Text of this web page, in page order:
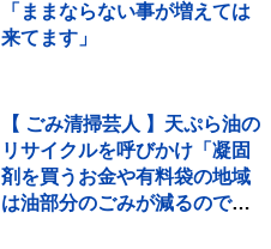
「ままならない事が増えては
来てます」
【 ごみ清掃芸人 】天ぷら油の
リサイクルを呼びかけ「凝固
剤を買うお金や有料袋の地域
は油部分のごみが減るので、